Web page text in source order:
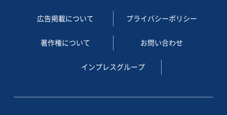
広告掲載について プライバシーポリシー
著作権について お問い合わせ
インプレスグループ